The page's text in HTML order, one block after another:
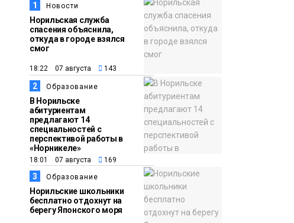
14:30
Ленинский проспект
частично закроют в
связи с Днём
рождения «Башни»
13:59
Новости
«Домик Хоббитов» и
«Самолёт в облаках»
появятся в Кайеркане
13:08
Новости
Предстоящие
выходные в
Норильске будут
зябкими, пасмурными
и дождливыми
1 Новости
Норильская служба
спасения объяснила,
откуда в городе взялся
смог
18:22 07 августа 143
2 Образование
В Норильске
абитуриентам
предлагают 14
специальностей с
перспективой работы в
«Норникеле»
18:01 07 августа 169
3 Образование
Норильские школьники
бесплатно отдохнут на
берегу Японского моря